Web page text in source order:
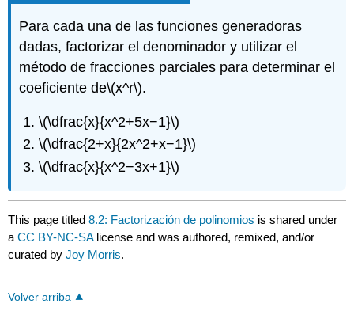
Para cada una de las funciones generadoras
dadas, factorizar el denominador y utilizar el
método de fracciones parciales para determinar el
coeficiente de\(x^r\).
\(\dfrac{x}{x^2+5x−1}\)
\(\dfrac{2+x}{2x^2+x−1}\)
\(\dfrac{x}{x^2−3x+1}\)
This page titled8.2: Factorización de polinomios is shared under
aCC BY-NC-SA license and was authored, remixed, and/or
curated byJoy Morris.
Volver arriba